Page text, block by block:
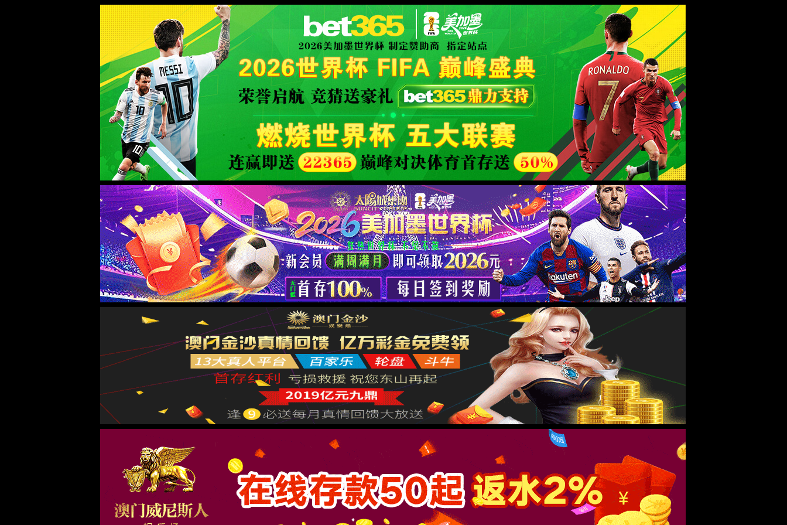
页面错误！请稍后再试～
{ 十年磨一剑-为API开发设计的高性能框架 }-官方手册
XML 地图